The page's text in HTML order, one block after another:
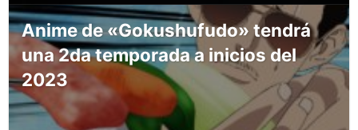
Anime de «Gokushufudo» tendrá
una 2da temporada a inicios del
2023